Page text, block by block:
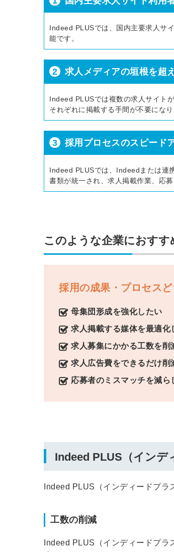
Indeed PLUSでは、国内主要求人サ
能です。
2 求人メディアの垣根を超
Indeed PLUSでは複数の求人サイト
それぞれに掲載する手間が不要になり
3 採用プロセスのスピード
Indeed PLUSでは、Indeedまたは連
書類が統一され、求人掲載作業、応
このような企業におすす
採用の成果・プロセス
母集団形成を強化したい
求人掲載する媒体を最適化
求人募集にかかる工数を削
求人広告費をできるだけ削
応募者のミスマッチを減ら
Indeed PLUS（インデ
Indeed PLUS（インディードプラ
工数の削減
Indeed PLUS（インディードプ
みんなの採用部があなたの許可
なく投稿することはありません